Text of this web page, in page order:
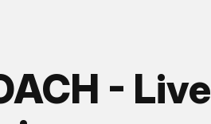
- Live